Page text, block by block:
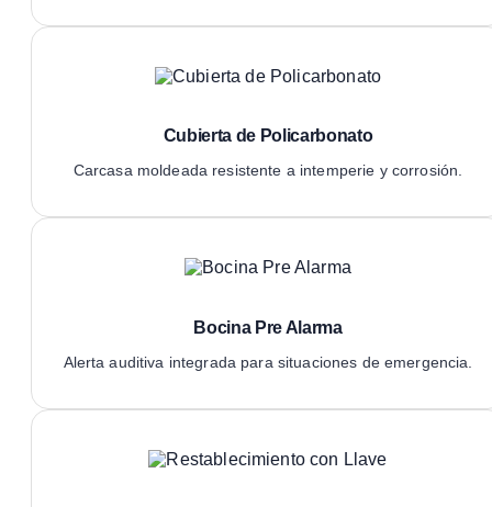
Cubierta de Policarbonato
Carcasa moldeada resistente a intemperie y corrosión.
Bocina Pre Alarma
Alerta auditiva integrada para situaciones de emergencia.